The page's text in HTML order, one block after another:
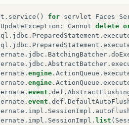
. service () for servlet Faces
: Cannot delete
. jdbc . PreparedStatement .
. jdbc . PreparedStatement .
. jdbc . BatchingBatcher .
. jdbc . AbstractBatcher .
. engine . ActionQueue .
. engine . ActionQueue .
. event . def .
. event . def .
. impl . SessionImpl .
. impl . SessionImpl . list (